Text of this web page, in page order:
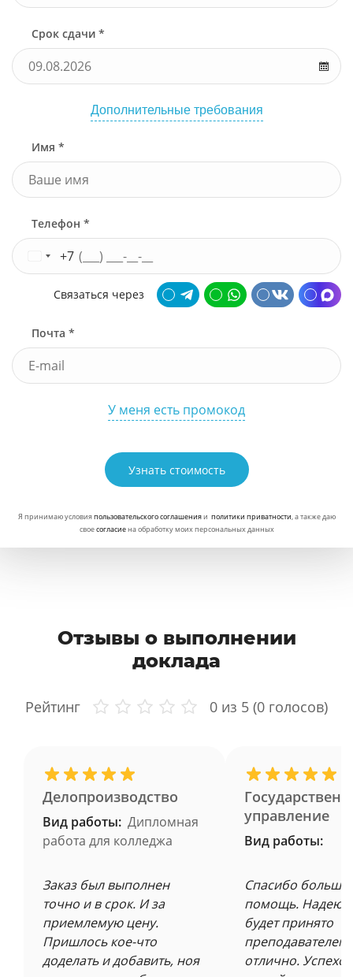
Срок сдачи *
Дополнительные требования
Имя *
Телефон *
+7
Связаться через
Почта *
У меня есть промокод
Узнать стоимость
Я принимаю условияпользовательского соглашенияи политики приватности, а также даю
своесогласиена обработку моих персональных данных
Отзывы о выполнении
доклада
Рейтинг 0 из 5 (0 голосов)
Делопроизводство
Вид работы: Дипломная
работа для колледжа
Заказ был выполнен
точно и в срок. И за
приемлемую цену.
Пришлось кое-что
доделать и добавить, ноя
управление
Вид работы:
Спасибо
помощь.
будет принято
преподавателем
отлично.